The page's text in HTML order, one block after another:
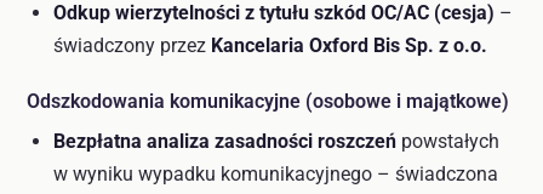
Odkup wierzytelności z tytułu szkód OC/AC (cesja) –
świadczony przez Kancelaria Oxford Bis Sp. z o.o.
Odszkodowania komunikacyjne (osobowe i majątkowe)
Bezpłatna analiza zasadności roszczeń powstałych
w wyniku wypadku komunikacyjnego – świadczona